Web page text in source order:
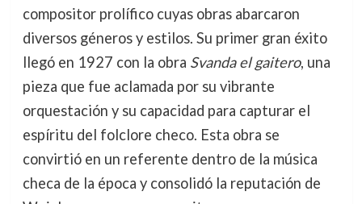
compositor prolífico cuyas obras abarcaron
diversos géneros y estilos. Su primer gran éxito
llegó en 1927 con la obra Svanda el gaitero, una
pieza que fue aclamada por su vibrante
orquestación y su capacidad para capturar el
espíritu del folclore checo. Esta obra se
convirtió en un referente dentro de la música
checa de la época y consolidó la reputación de